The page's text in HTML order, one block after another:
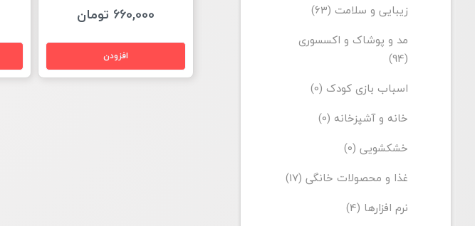
660,000 تومان
زیبایی و سلامت (63)
مد و پوشاک و اکسسوری
(94)
اسباب بازی کودک (0)
خانه و آشپزخانه (0)
خشکشویی (0)
غذا و محصولات خانگی (17)
نرم افزارها (4)